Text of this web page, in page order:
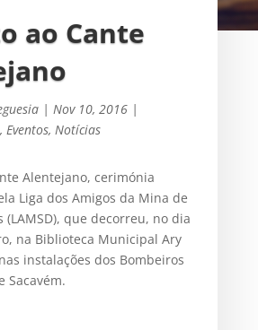
ao Cante
| Nov 10, 2016|
, Eventos, Notícias
Alentejano, cerimónia
Liga dos Amigos da Mina de
(LAMSD), que decorreu, no dia
na Biblioteca Municipal Ary
instalações dos Bombeiros
Sacavém.